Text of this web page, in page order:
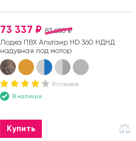
83 680 ₽
73 337 ₽
Лодка ПВХ Альтаир HD 360 НДНД
надувная под мотор
8 отзывов
В наличии
Купить